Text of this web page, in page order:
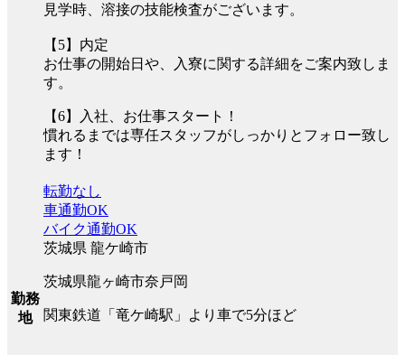
見学時、溶接の技能検査がございます。
【5】内定
お仕事の開始日や、入寮に関する詳細をご案内致しま
す。
【6】入社、お仕事スタート！
慣れるまでは専任スタッフがしっかりとフォロー致し
ます！
勤務
地
転勤なし
車通勤OK
バイク通勤OK
茨城県 龍ケ崎市
茨城県龍ヶ崎市奈戸岡
関東鉄道「竜ケ崎駅」より車で5分ほど